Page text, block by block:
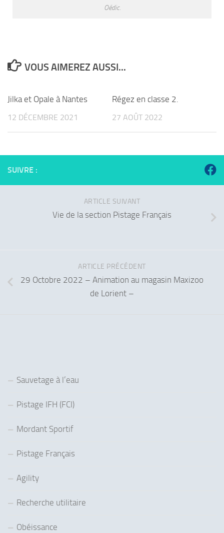
Oédic.
VOUS AIMEREZ AUSSI...
Jilka et Opale à Nantes
12 DÉCEMBRE 2021
Régez en classe 2.
27 AOÛT 2022
SUIVRE :
ARTICLE SUIVANT
Vie de la section Pistage Français
ARTICLE PRÉCÉDENT
29 Octobre 2022 – Animation au magasin Maxizoo
de Lorient –
Sauvetage à l’eau
Pistage IFH (FCI)
Mordant Sportif
Pistage Français
Agility
Recherche utilitaire
Obéissance